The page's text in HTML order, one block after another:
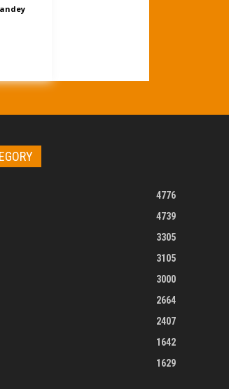
4776
4739
3305
3105
3000
2664
2407
1642
1629